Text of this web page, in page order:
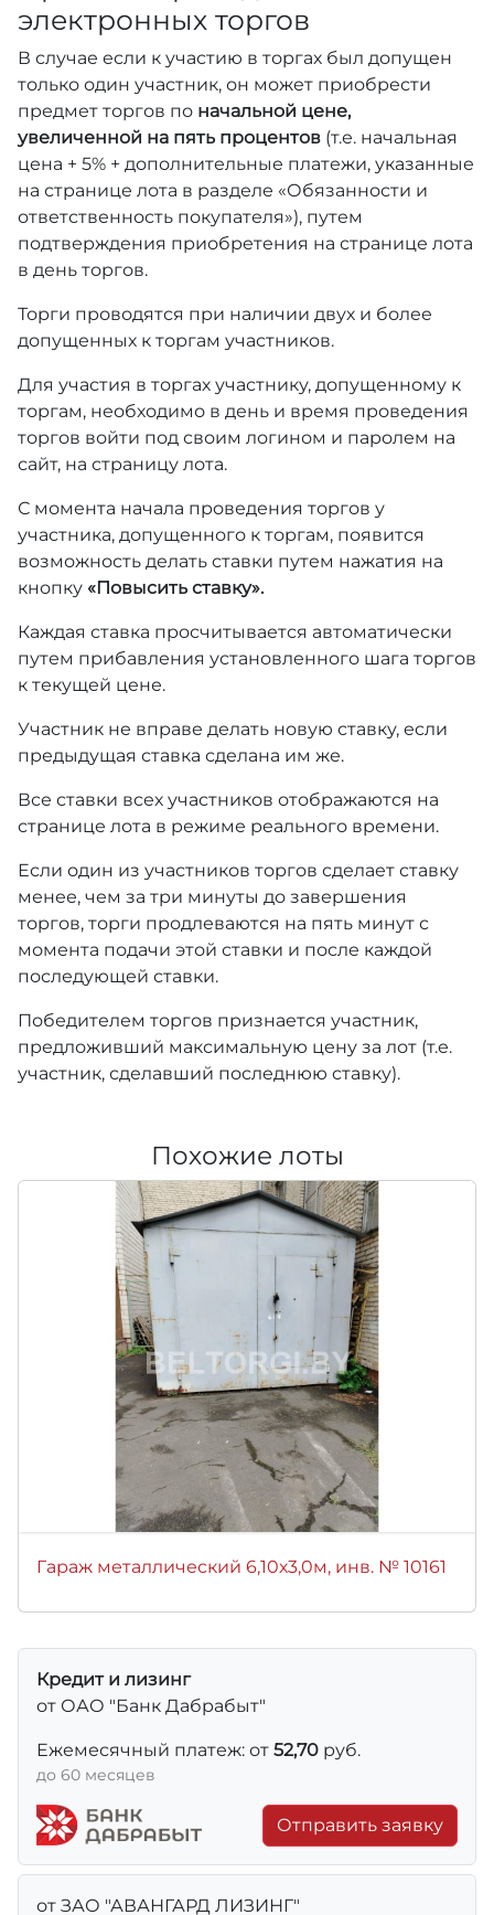
электронных торгов
В случае если к участию в торгах был допущен
только один участник, он может приобрести
предмет торгов по начальной цене,
увеличенной на пять процентов (т.е. начальная
цена + 5% + дополнительные платежи, указанные
на странице лота в разделе «Обязанности и
ответственность покупателя»), путем
подтверждения приобретения на странице лота
в день торгов.
Торги проводятся при наличии двух и более
допущенных к торгам участников.
Для участия в торгах участнику, допущенному к
торгам, необходимо в день и время проведения
торгов войти под своим логином и паролем на
сайт, на страницу лота.
С момента начала проведения торгов у
участника, допущенного к торгам, появится
возможность делать ставки путем нажатия на
кнопку «Повысить ставку».
Каждая ставка просчитывается автоматически
путем прибавления установленного шага торгов
к текущей цене.
Участник не вправе делать новую ставку, если
предыдущая ставка сделана им же.
Все ставки всех участников отображаются на
странице лота в режиме реального времени.
Если один из участников торгов сделает ставку
менее, чем за три минуты до завершения
торгов, торги продлеваются на пять минут с
момента подачи этой ставки и после каждой
последующей ставки.
Победителем торгов признается участник,
предложивший максимальную цену за лот (т.е.
участник, сделавший последнюю ставку).
Похожие лоты
Гараж металлический 6,10х3,0м, инв. № 10161
Кредит и лизинг
от ОАО "Банк Дабрабыт"
Ежемесячный платеж: от 52,70 руб.
до 60 месяцев
Отправить заявку
от ЗАО "АВАНГАРД ЛИЗИНГ"